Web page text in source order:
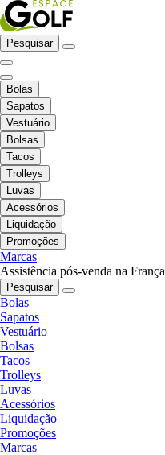
Pesquisar
Bolas
Sapatos
Vestuário
Bolsas
Tacos
Trolleys
Luvas
Acessórios
Liquidação
Promoções
Marcas
Assistência pós-venda na França
Pesquisar
Bolas
Sapatos
Vestuário
Bolsas
Tacos
Trolleys
Luvas
Acessórios
Liquidação
Promoções
Marcas